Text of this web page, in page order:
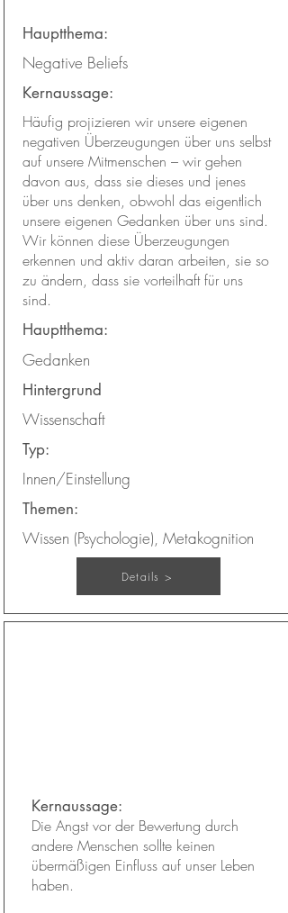
Hauptthema:
Negative Beliefs
Kernaussage:
Häufig projizieren wir unsere eigenen
negativen Überzeugungen über uns selbst
auf unsere Mitmenschen – wir gehen
davon aus, dass sie dieses und jenes
über uns denken, obwohl das eigentlich
unsere eigenen Gedanken über uns sind.
Wir können diese Überzeugungen
erkennen und aktiv daran arbeiten, sie so
zu ändern, dass sie vorteilhaft für uns
sind.
Hauptthema:
Gedanken
Hintergrund
Wissenschaft
Typ:
Innen/Einstellung
Themen:
Wissen (Psychologie), Metakognition
Details >
Kernaussage:
Die Angst vor der Bewertung durch
andere Menschen sollte keinen
übermäßigen Einfluss auf unser Leben
haben.